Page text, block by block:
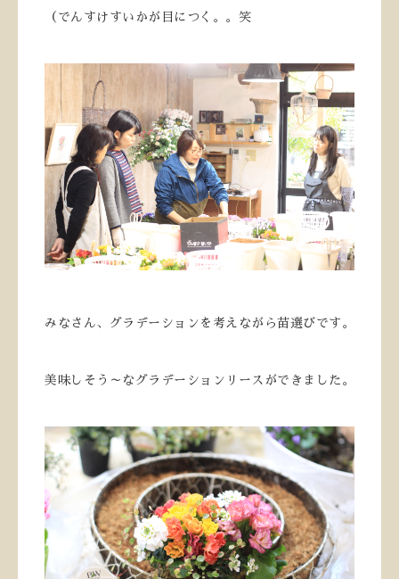
（でんすけすいかが目につく。。笑
みなさん、グラデーションを考えながら苗選びです。
美味しそう～なグラデーションリースができました。